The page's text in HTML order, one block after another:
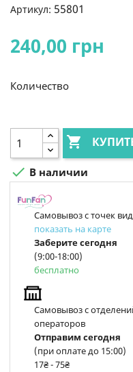
Артикул: 55801
240,00 грн
Количество

 В наличии
Самовывоз с точек
показать на карте
Заберите сегодня
(9:00-18:00)
бесплатно
Самовывоз с
операторов
Отправим сегодня
(при оплате до 15:00)
17₴ - 75₴